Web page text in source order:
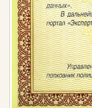
для лиц,
образования
тысяч рублей
для
рублей.
Нормативная